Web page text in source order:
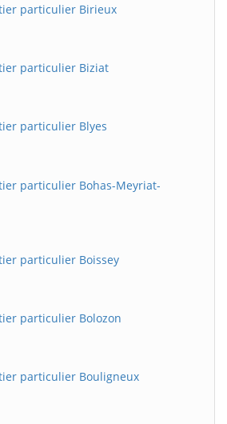
particulier Birieux
particulier Biziat
particulier Blyes
particulier Bohas-Meyriat-
particulier Boissey
particulier Bolozon
particulier Bouligneux